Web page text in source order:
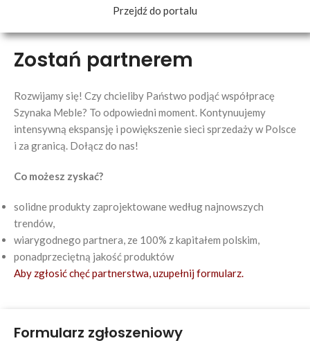
Przejdź do portalu
Zostań partnerem
Rozwijamy się! Czy chcieliby Państwo podjąć współpracę
Szynaka Meble? To odpowiedni moment. Kontynuujemy
intensywną ekspansję i powiększenie sieci sprzedaży w Polsce
i za granicą. Dołącz do nas!
Co możesz zyskać?
solidne produkty zaprojektowane według najnowszych
trendów,
wiarygodnego partnera, ze 100% z kapitałem polskim,
ponadprzeciętną jakość produktów
Aby zgłosić chęć partnerstwa, uzupełnij formularz.
Formularz zgłoszeniowy